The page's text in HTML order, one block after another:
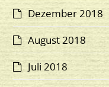
Dezember 2018
August 2018
Juli 2018